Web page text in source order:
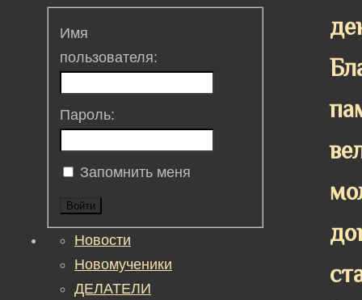
Имя
пользователя:
Пароль:
Запомнить меня
Войти
Новости
Новомученики
ДЕЛАТЕЛИ